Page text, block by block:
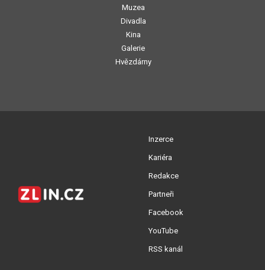
Muzea
Divadla
Kina
Galerie
Hvězdárny
Inzerce
Kariéra
Redakce
Partneři
Facebook
YouTube
RSS kanál